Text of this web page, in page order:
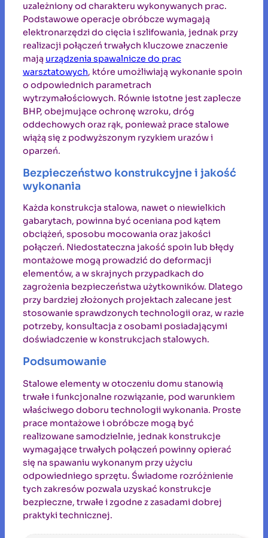
uzależniony od charakteru wykonywanych prac.
Podstawowe operacje obróbcze wymagają
elektronarzędzi do cięcia i szlifowania, jednak przy
realizacji połączeń trwałych kluczowe znaczenie
mają urządzenia spawalnicze do prac
warsztatowych, które umożliwiają wykonanie spoin
o odpowiednich parametrach
wytrzymałościowych. Równie istotne jest zaplecze
BHP, obejmujące ochronę wzroku, dróg
oddechowych oraz rąk, ponieważ prace stalowe
wiążą się z podwyższonym ryzykiem urazów i
oparzeń.
Bezpieczeństwo konstrukcyjne i jakość
wykonania
Każda konstrukcja stalowa, nawet o niewielkich
gabarytach, powinna być oceniana pod kątem
obciążeń, sposobu mocowania oraz jakości
połączeń. Niedostateczna jakość spoin lub błędy
montażowe mogą prowadzić do deformacji
elementów, a w skrajnych przypadkach do
zagrożenia bezpieczeństwa użytkowników. Dlatego
przy bardziej złożonych projektach zalecane jest
stosowanie sprawdzonych technologii oraz, w razie
potrzeby, konsultacja z osobami posiadającymi
doświadczenie w konstrukcjach stalowych.
Podsumowanie
Stalowe elementy w otoczeniu domu stanowią
trwałe i funkcjonalne rozwiązanie, pod warunkiem
właściwego doboru technologii wykonania. Proste
prace montażowe i obróbcze mogą być
realizowane samodzielnie, jednak konstrukcje
wymagające trwałych połączeń powinny opierać
się na spawaniu wykonanym przy użyciu
odpowiedniego sprzętu. Świadome rozróżnienie
tych zakresów pozwala uzyskać konstrukcje
bezpieczne, trwałe i zgodne z zasadami dobrej
praktyki technicznej.